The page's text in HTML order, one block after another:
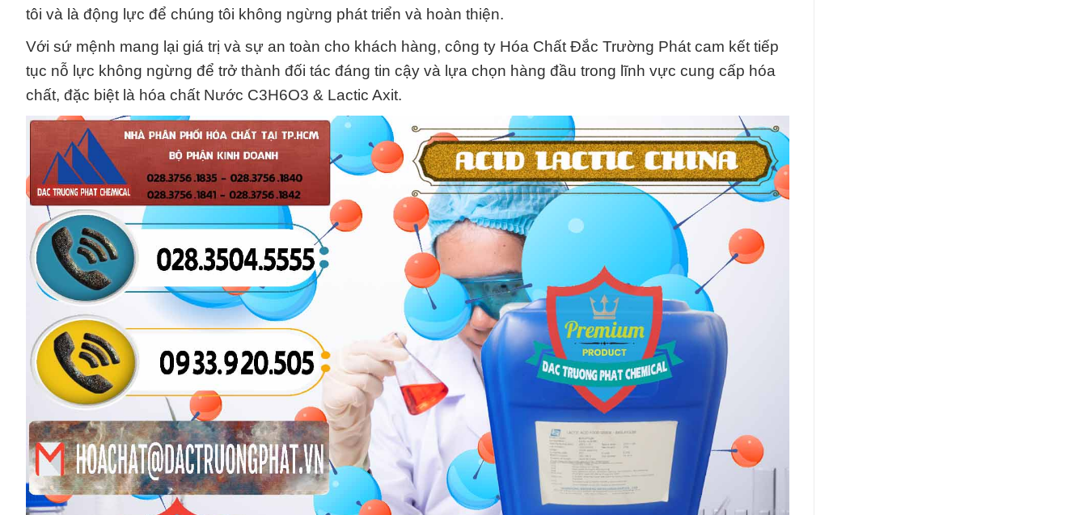
tôi và là động lực để chúng tôi không ngừng phát triển và hoàn thiện.
Với sứ mệnh mang lại giá trị và sự an toàn cho khách hàng, công ty Hóa Chất Đắc Trường Phát cam kết tiếp
tục nỗ lực không ngừng để trở thành đối tác đáng tin cậy và lựa chọn hàng đầu trong lĩnh vực cung cấp hóa
chất, đặc biệt là hóa chất Nước C3H6O3 & Lactic Axit.